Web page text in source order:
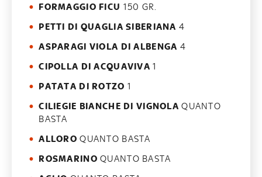
FORMAGGIO FICU 150 GR.
PETTI DI QUAGLIA SIBERIANA 4
ASPARAGI VIOLA DI ALBENGA 4
CIPOLLA DI ACQUAVIVA 1
PATATA DI ROTZO 1
CILIEGIE BIANCHE DI VIGNOLA QUANTO
BASTA
ALLORO QUANTO BASTA
ROSMARINO QUANTO BASTA